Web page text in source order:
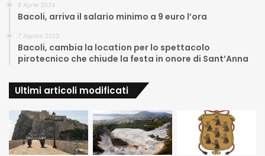
8 Aprile 2024
Bacoli, arriva il salario minimo a 9 euro l’ora
7 Agosto 2023
Bacoli, cambia la location per lo spettacolo
pirotecnico che chiude la festa in onore di Sant’Anna
Ultimi articoli modificati